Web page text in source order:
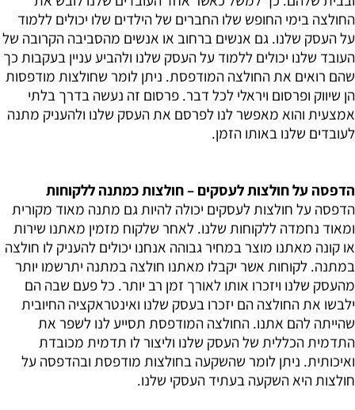
החולצה בימי החופש שלו החברים של הילדים שלו יכולים ללמוד
על העסק שלנו. גם אנשים ברחוב או אנשים מהסביבה הקרובה של
העובד שלנו יכולים ללמוד על העסק שלנו ולהביע עניין בעקבות כך
שהם רואים את החולצה המודפסת. ניתן לומר שחולצות מודפסות
הן שיווק ופרסום ויראלי לכל דבר. פרסום זה נעשה בדרך בלתי
אמצעית והוא מאפשר לנו לפרסם את העסק שלנו ולהעניק מתנה
לעובדים שלנו באותו הזמן.
הדפסה על חולצות לעסקים – חולצות כמתנה ללקוחות
הדפסה על חולצות לעסקים יכולה להיות גם מתנה מאוד מקורית
ומאוד נחמדה ללקוחות שלנו. לאחר שלקוח מזמין מאתנו שירות
או קונה מאתנו מוצר במחיר גבוהה אנחנו יכולים להעניק לו חולצה
במתנה. לקוחות אשר יקבלו מאתנו חולצה במתנה יתרשמו יותר
מהעסק שלנו ויזכרו אותו לאורך זמן רב יותר. כל פעם שבה הם
ילבשו את החולצה הם יזכרו בעסק שלנו ואינטראקציה החיובית
שהייתה להם אתנו. החולצה המודפסת תסייע לנו לשפר את
התדמית הכללית של העסק שלנו וליצור לו תדמית מכובדת
ואיכותית. ניתן לומר שהשקעה בחולצות מודפסת ובהדפסה על
חולצות היא השקעה בעתיד העסקי שלנו.